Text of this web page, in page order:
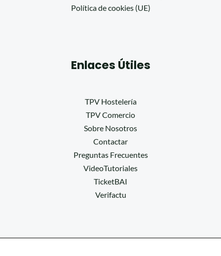
Política de cookies (UE)
Enlaces Útiles
TPV Hostelería
TPV Comercio
Sobre Nosotros
Contactar
Preguntas Frecuentes
VideoTutoriales
TicketBAI
Verifactu